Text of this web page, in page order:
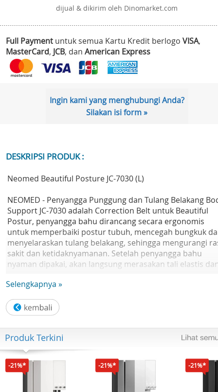
dijual & dikirim oleh Dinomarket.com
Full Payment untuk semua Kartu Kredit berlogo VISA,
MasterCard, JCB, dan American Express
Ingin kami yang menghubungi Anda?
Silakan isi form »
DESKRIPSI PRODUK :
Neomed Beautiful Posture JC-7030 (L)
NEOMED - Penyangga Punggung dan Tulang Belakang
Support JC-7030 adalah Correction Belt untuk Beautiful
Postur, penyangga bahu dirancang secara ergonomis
untuk memperbaiki postur tubuh, mencegah bungkuk
menyelaraskan tulang belakang, sehingga mengurangi
sakit dan ketidaknyamanan. Setelah penyangga bahu
nyaman dipakai, akan langsung merasakan tali elastis
benar dan meluruskan tulang punggung.
Alat bantu ini dapat diigunakan sebagai perangkat latihan
selama beberapa jam sehari selama beberapa minggu,
Anda akan mulai melihat perubahan pada postur tubuh.
Keunggulan Neomed Knee Happiness JC-7030:
1. Buatan Korea kualitas terbaik dunia
2. Dapat memperbaiki postur tubuh dengan penyangga
Selengkapnya »
Produk Terkini
-21%* -21%* -21%*